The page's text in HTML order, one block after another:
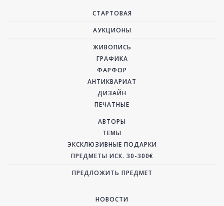
СТАРТОВАЯ
АУКЦИОНЫ
ЖИВОПИСЬ
ГРАФИКА
ФАРФОР
АНТИКВАРИАТ
ДИЗАЙН
ПЕЧАТНЫЕ
АВТОРЫ
ТЕМЫ
ЭКСКЛЮЗИВНЫЕ ПОДАРКИ
ПРЕДМЕТЫ ИСК. 30-300€
ПРЕДЛОЖИТЬ ПРЕДМЕТ
НОВОСТИ